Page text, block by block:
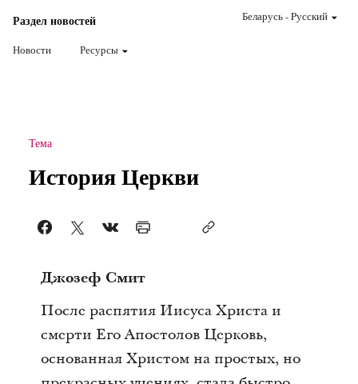
Раздел новостей
Новости Ресурсы
Беларусь-Pусский
Тема
История Церкви
Джозеф Смит
После распятия Иисуса Христа и
смерти Его Апостолов Церковь,
основанная Христом на простых, но